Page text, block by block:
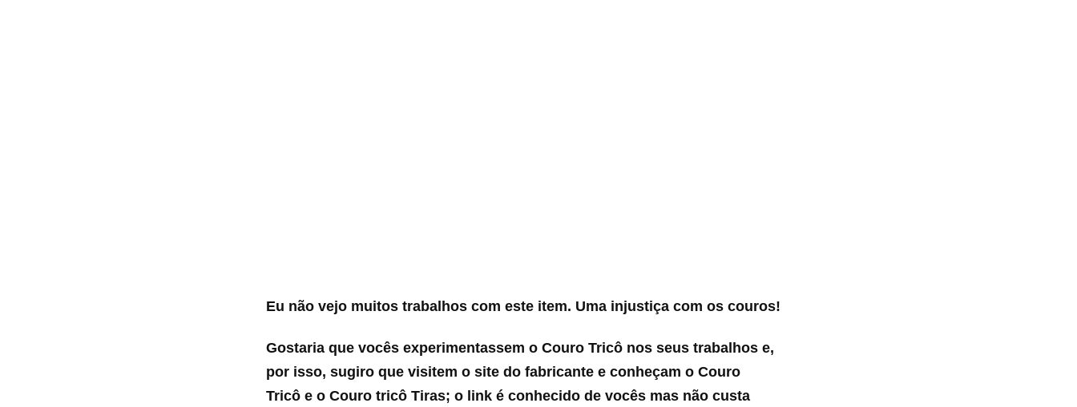
Eu não vejo muitos trabalhos com este item. Uma injustiça com os couros!
Gostaria que vocês experimentassem o Couro Tricô nos seus trabalhos e,
por isso, sugiro que visitem o site do fabricante e conheçam o Couro
Tricô e o Couro tricô Tiras; o link é conhecido de vocês mas não custa